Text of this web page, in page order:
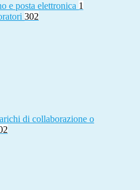
e posta elettronica 1
302
di collaborazione o